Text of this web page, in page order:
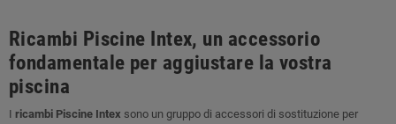
Ricambi Piscine Intex, un accessorio
fondamentale per aggiustare la vostra
piscina
I ricambi Piscine Intex sono un gruppo di accessori di sostituzione per